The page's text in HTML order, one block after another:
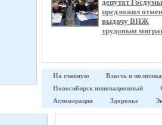
депутат Госдумы
предложил
выдачу ВНЖ
трудовым
На главную
Власть и политика
Новосибирск инновационный
Агломерация
Здоровье